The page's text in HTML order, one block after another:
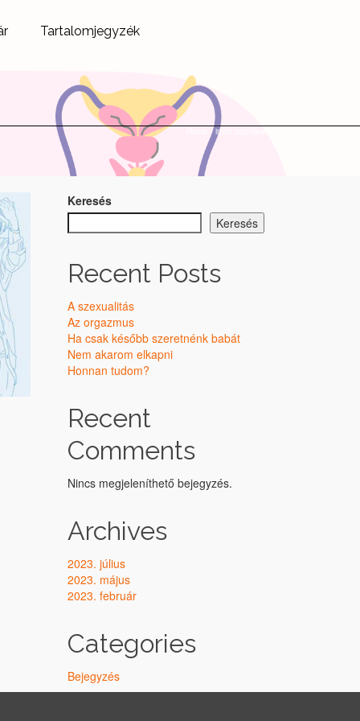
Tartalomjegyzék
/ intim tisztálkodás
Keresés
Keresés
Recent Posts
A szexualitás
Az orgazmus
Ha csak később szeretnénk babát
Nem akarom elkapni
Honnan tudom?
Recent
Comments
Nincs megjeleníthető bejegyzés.
Archives
2023. július
2023. május
2023. február
Categories
Bejegyzés